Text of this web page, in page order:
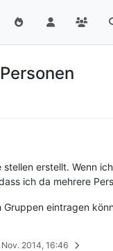
erstellt. Wenn
ich da mehrere
Gruppen eintragen
Nov. 2014, 16:46